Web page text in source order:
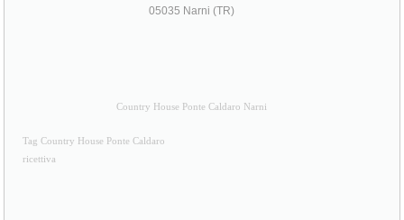
05035 Narni (TR)
Country House Ponte Caldaro Narni
Tag Country House Ponte Caldaro
ricettiva